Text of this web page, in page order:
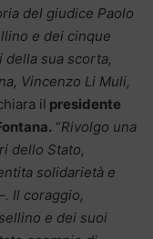
del giudice Paolo
e dei cinque
della sua scorta,
Vincenzo Li Muli,
il presidente
“Rivolgo una
dello Stato,
solidarietà e
. Il coraggio,
e dei suoi